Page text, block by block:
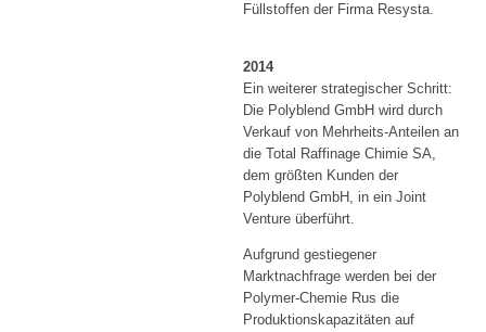
Füllstoffen der Firma Resysta.
2014
Ein weiterer strategischer Schritt:
Die Polyblend GmbH wird durch
Verkauf von Mehrheits-Anteilen an
die Total Raffinage Chimie SA,
dem größten Kunden der
Polyblend GmbH, in ein Joint
Venture überführt.
Aufgrund gestiegener
Marktnachfrage werden bei der
Polymer-Chemie Rus die
Produktionskapazitäten auf